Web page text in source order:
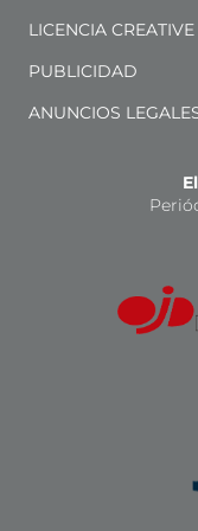
LICENCIA
PUBLICIDAD
ANUNCIOS